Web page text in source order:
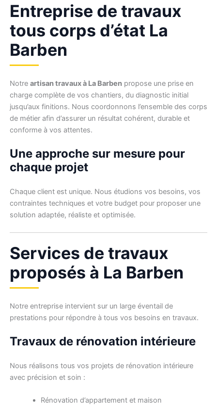
Entreprise de travaux
tous corps d’état La
Barben
Notre artisan travaux à La Barben propose une prise en
charge complète de vos chantiers, du diagnostic initial
jusqu’aux finitions. Nous coordonnons l’ensemble des corps
de métier afin d’assurer un résultat cohérent, durable et
conforme à vos attentes.
Une approche sur mesure pour
chaque projet
Chaque client est unique. Nous étudions vos besoins, vos
contraintes techniques et votre budget pour proposer une
solution adaptée, réaliste et optimisée.
Services de travaux
proposés à La Barben
Notre entreprise intervient sur un large éventail de
prestations pour répondre à tous vos besoins en travaux.
Travaux de rénovation intérieure
Nous réalisons tous vos projets de rénovation intérieure
avec précision et soin :
Rénovation d’appartement et maison